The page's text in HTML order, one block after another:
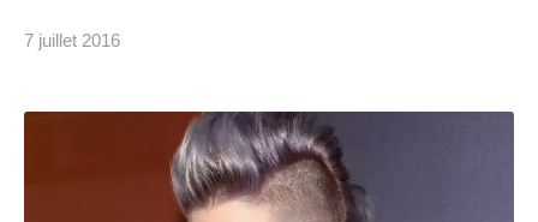
7 juillet 2016